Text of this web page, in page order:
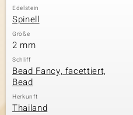
Edelstein
Spinell
Größe
2 mm
Schliff
Bead Fancy, facettiert,
Bead
Herkunft
Thailand